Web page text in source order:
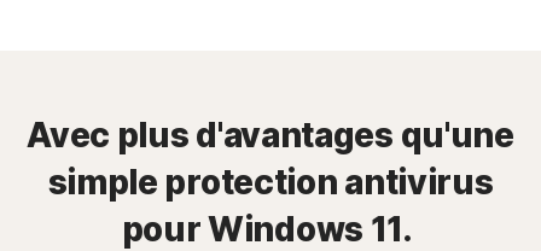
Avec plus d'avantages qu'une
simple protection antivirus
pour Windows 11.